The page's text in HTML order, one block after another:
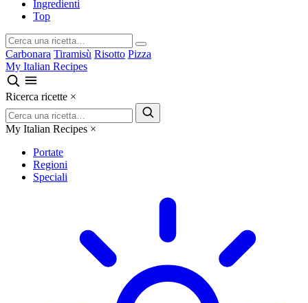
Ingredienti
Top
Carbonara Tiramisù Risotto Pizza
My Italian Recipes
Ricerca ricette ×
My Italian Recipes ×
Portate
Regioni
Speciali